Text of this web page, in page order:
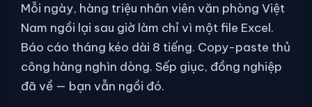
Mỗi ngày, hàng triệu nhân viên văn phòng Việt
Nam ngồi lại sau giờ làm chỉ vì một file Excel.
Báo cáo tháng kéo dài 8 tiếng. Copy-paste thủ
công hàng nghìn dòng. Sếp giục, đồng nghiệp
đã về — bạn vẫn ngồi đó.